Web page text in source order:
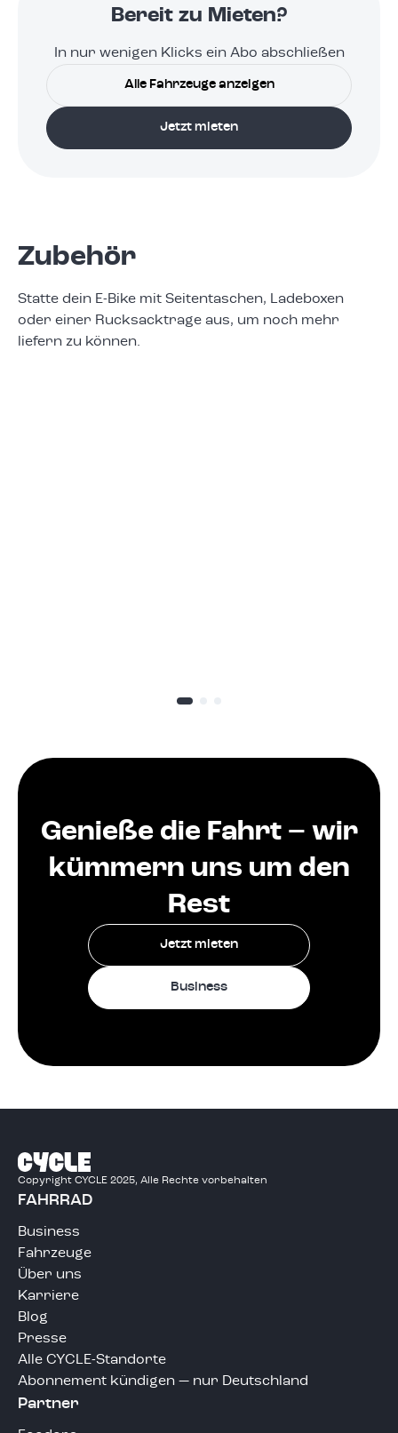
Bereit zu Mieten?
In nur wenigen Klicks ein Abo abschließen
Alle Fahrzeuge anzeigen
Jetzt mieten
Zubehör
Statte dein E-Bike mit Seitentaschen, Ladeboxen
oder einer Rucksacktrage aus, um noch mehr
liefern zu können.
Genieße die Fahrt – wir
kümmern uns um den
Rest
Jetzt mieten
Business
Copyright CYCLE 2025, Alle Rechte vorbehalten
FAHRRAD
Business
Fahrzeuge
Über uns
Karriere
Blog
Presse
Alle CYCLE-Standorte
Abonnement kündigen — nur Deutschland
Partner